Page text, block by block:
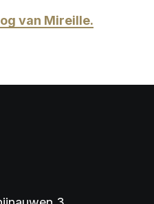
van Mireille.